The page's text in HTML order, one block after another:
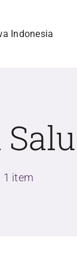
Indonesia
1 item